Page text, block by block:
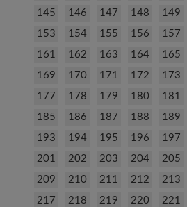
145
146 147 148 149
153
154 155 156 157
161
162 163 164 165
169
170 171 172 173
177
178 179 180 181
185
186 187 188 189
193
194 195 196 197
201
202 203 204 205
209
210 211 212 213
217
218 219 220 221